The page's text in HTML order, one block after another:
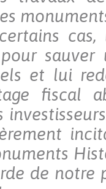
sauver
et lui
fiscal
de notre